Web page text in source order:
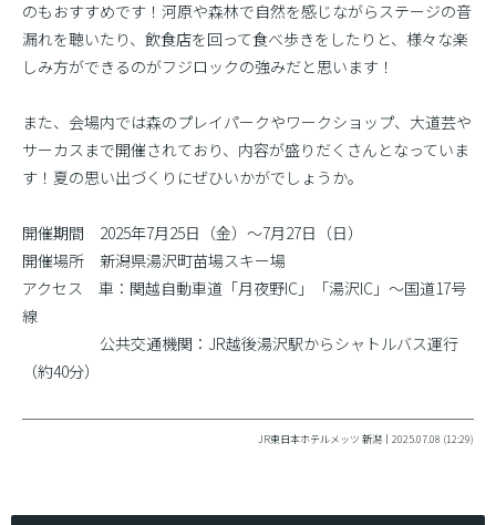
のもおすすめです！河原や森林で自然を感じながらステージの音
漏れを聴いたり、飲食店を回って食べ歩きをしたりと、様々な楽
しみ方ができるのがフジロックの強みだと思います！
また、会場内では森のプレイパークやワークショップ、大道芸や
サーカスまで開催されており、内容が盛りだくさんとなっていま
す！夏の思い出づくりにぜひいかがでしょうか。
開催期間 2025年7月25日（金）〜7月27日（日）
開催場所 新潟県湯沢町苗場スキー場
アクセス 車：関越自動車道「月夜野IC」「湯沢IC」〜国道17号
線
公共交通機関：JR越後湯沢駅からシャトルバス運行
（約40分）
JR東日本ホテルメッツ 新潟｜2025.07.08 (12:29)